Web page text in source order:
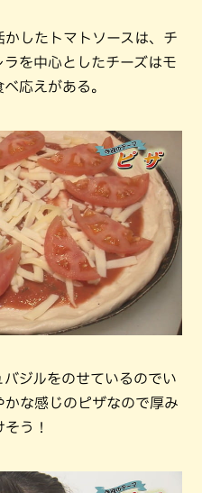
したトマトソースは、チ
を中心としたチーズはモ
応えがある。
ジルをのせているのでい
な感じのピザなので厚み
う！